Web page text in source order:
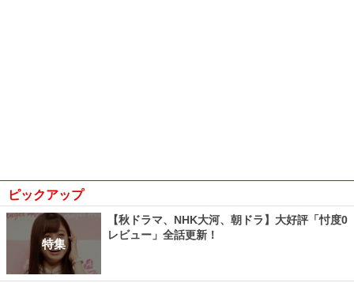
ピックアップ
特集
【秋ドラマ、NHK大河、朝ドラ】大好評「忖度0
レビュー」全話更新！